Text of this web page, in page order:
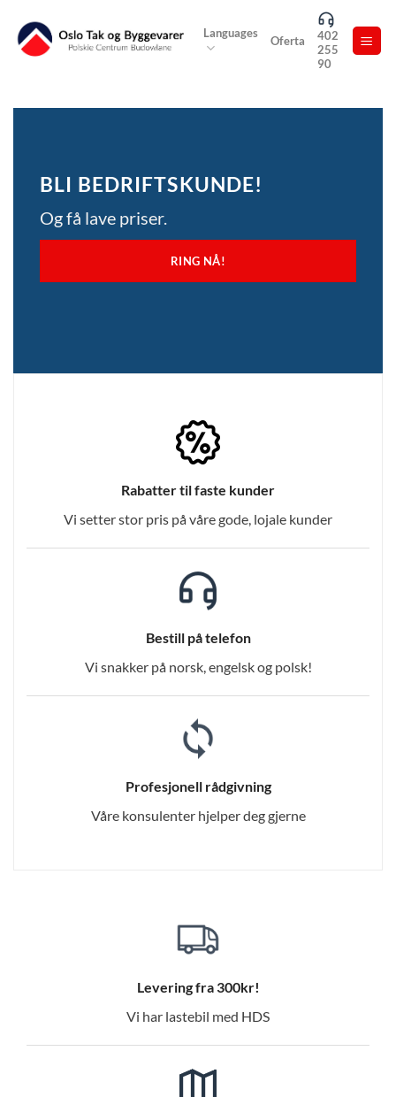
content
Languages
Oferta
402
255
90
BLI BEDRIFTSKUNDE!
Og få lave priser.
RING NÅ!
Rabatter til faste kunder
Vi setter stor pris på våre gode, lojale kunder
Bestill på telefon
Vi snakker på norsk, engelsk og polsk!
Profesjonell rådgivning
Våre konsulenter hjelper deg gjerne
Levering fra 300kr!
Vi har lastebil med HDS